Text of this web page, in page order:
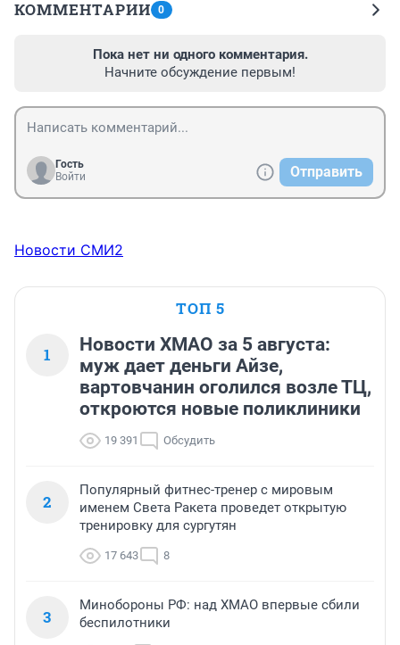
КОММЕНТАРИИ 0
Пока нет ни одного комментария.
Начните обсуждение первым!
Гость
Войти
Отправить
Новости СМИ2
ТОП 5
1
Новости ХМАО за 5 августа:
муж дает деньги Айзе,
вартовчанин оголился возле ТЦ,
откроются новые поликлиники
19 391 Обсудить
2
Популярный фитнес-тренер с мировым
именем Света Ракета проведет открытую
тренировку для сургутян
17 643 8
3
Минобороны РФ: над ХМАО впервые сбили
беспилотники